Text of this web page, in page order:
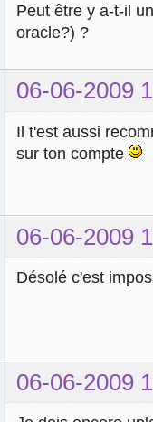
Peut être y a-t-il
oracle?) ?
06-06-2009
Il t'est aussi
sur ton compte
06-06-2009
Désolé c'est
06-06-2009